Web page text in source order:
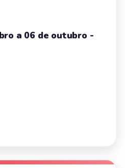
a 06 de outubro -